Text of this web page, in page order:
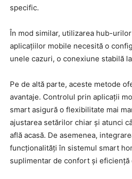
specific.
În mod similar, utilizarea hub-
aplicațiilor mobile necesită o
unele cazuri, o conexiune stabilă
Pe de altă parte, aceste metode
avantaje. Controlul prin aplicații
smart asigură o flexibilitate mai
ajustarea setărilor chiar și atunci
află acasă. De asemenea,
funcționalități în sistemul smart
suplimentar de confort și eficiență